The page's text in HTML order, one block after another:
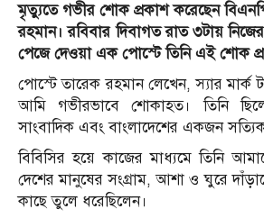
মৃত্যুতে গভীর শোক প্রকাশ করেছেন
রহমান। রবিবার দিবাগত রাত ৩টায়
পেজে দেওয়া এক পোস্টে তিনি এই শোক
পোস্টে তারেক রহমান লেখেন, স্যার মার্ক
আমি গভীরভাবে শোকাহত। তিনি
সাংবাদিক এবং বাংলাদেশের একজন
বিবিসির হয়ে কাজের মাধ্যমে তিনি
দেশের মানুষের সংগ্রাম, আশা ও ঘুরে
কাছে তুলে ধরেছিলেন।